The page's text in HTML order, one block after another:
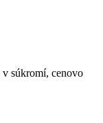
súkromí, cenovo